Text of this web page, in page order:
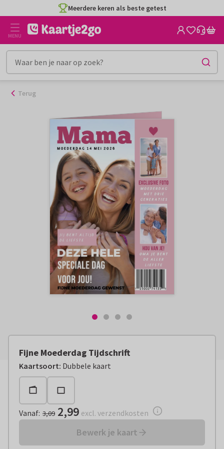
naar
inhoud
Meerdere keren als beste getest
MENU
Terug
Fijne Moederdag Tijdschrift
Kaartsoort: Dubbele kaart
Vanaf: € 2,99 excl. verzendkosten
Vanaf: 3,09 2,99 excl. verzendkosten
Bewerk je kaart